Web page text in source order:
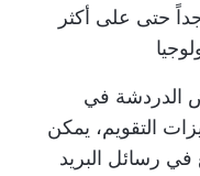
حتى على أكثر
الدردشة في
التقويم، يمكن
في رسائل البريد